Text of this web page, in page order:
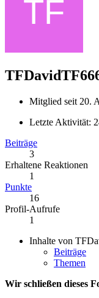
Mitglied seit 20.
Letzte Aktivität:
Beiträge
3
Erhaltene Reaktionen
1
Punkte
16
Profil-Aufrufe
1
Inhalte von
Beiträge
Themen
Wir schließen dieses